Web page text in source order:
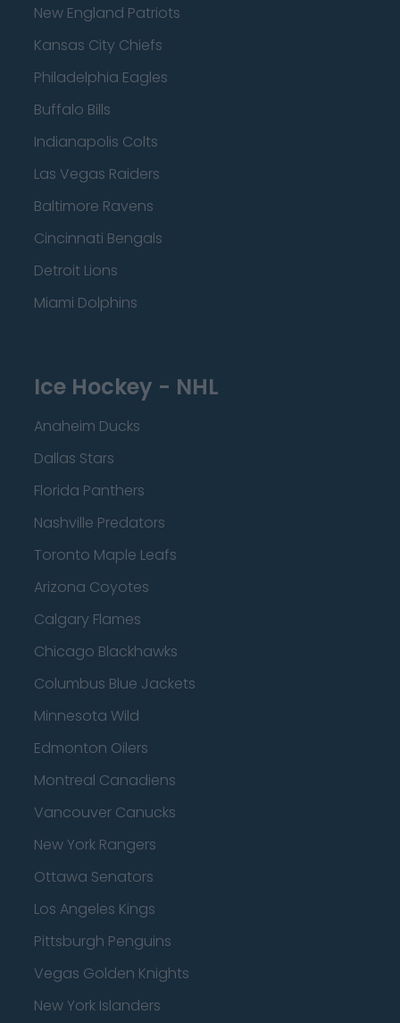
New England Patriots
Kansas City Chiefs
Philadelphia Eagles
Buffalo Bills
Indianapolis Colts
Las Vegas Raiders
Baltimore Ravens
Cincinnati Bengals
Detroit Lions
Miami Dolphins
Ice Hockey - NHL
Anaheim Ducks
Dallas Stars
Florida Panthers
Nashville Predators
Toronto Maple Leafs
Arizona Coyotes
Calgary Flames
Chicago Blackhawks
Columbus Blue Jackets
Minnesota Wild
Edmonton Oilers
Montreal Canadiens
Vancouver Canucks
New York Rangers
Ottawa Senators
Los Angeles Kings
Pittsburgh Penguins
Vegas Golden Knights
New York Islanders